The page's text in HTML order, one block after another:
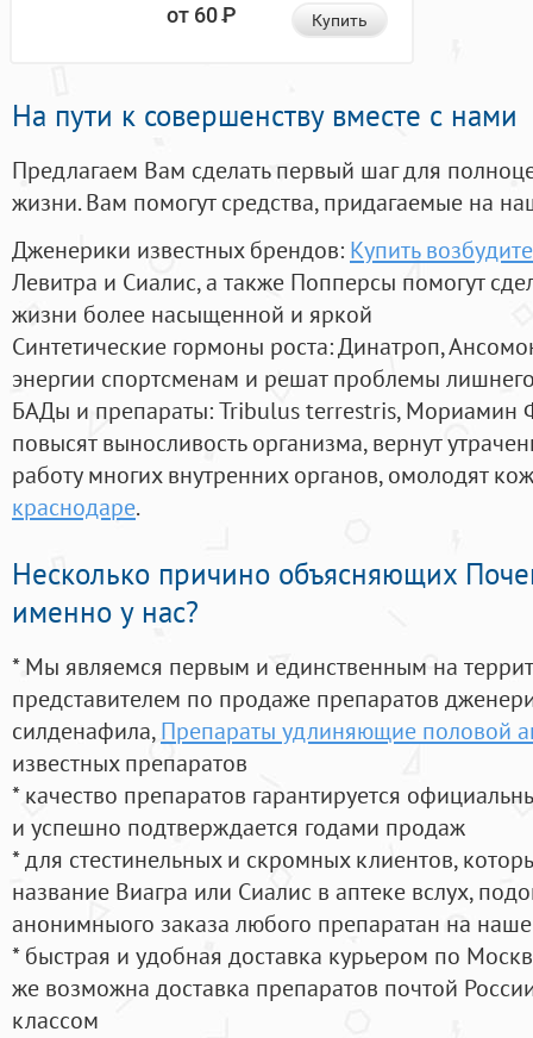
от 60Р Купить
На пути к совершенству вместе с нами
Предлагаем Вам сделать первый шаг для
жизни. Вам помогут средства, придагаемые на
Дженерики известных брендов: Купить
Левитра и Сиалис, а также Попперсы помогут
жизни более насыщенной и яркой
Синтетические гормоны роста: Динатроп,
энергии спортсменам и решат проблемы
БАДы и препараты:Tribulus terrestris, Мориамин
повысят выносливость организма, вернут
работу многих внутренних органов, омолодят
краснодаре.
Несколько причино объясняющих
именно у нас?
* Мы являемся первым и единственным на
представителем по продаже препаратов
силденафила, Препараты удлиняющие половой
известных препаратов
* качество препаратов гарантируется
и успешно подтверждается годами продаж
* для стестинельных и скромных клиентов,
название Виагра или Сиалис в аптеке вслух,
анонимныого заказа любого препаратан на
* быстрая и удобная доставка курьером по
же возможна доставка препаратов почтой
классом